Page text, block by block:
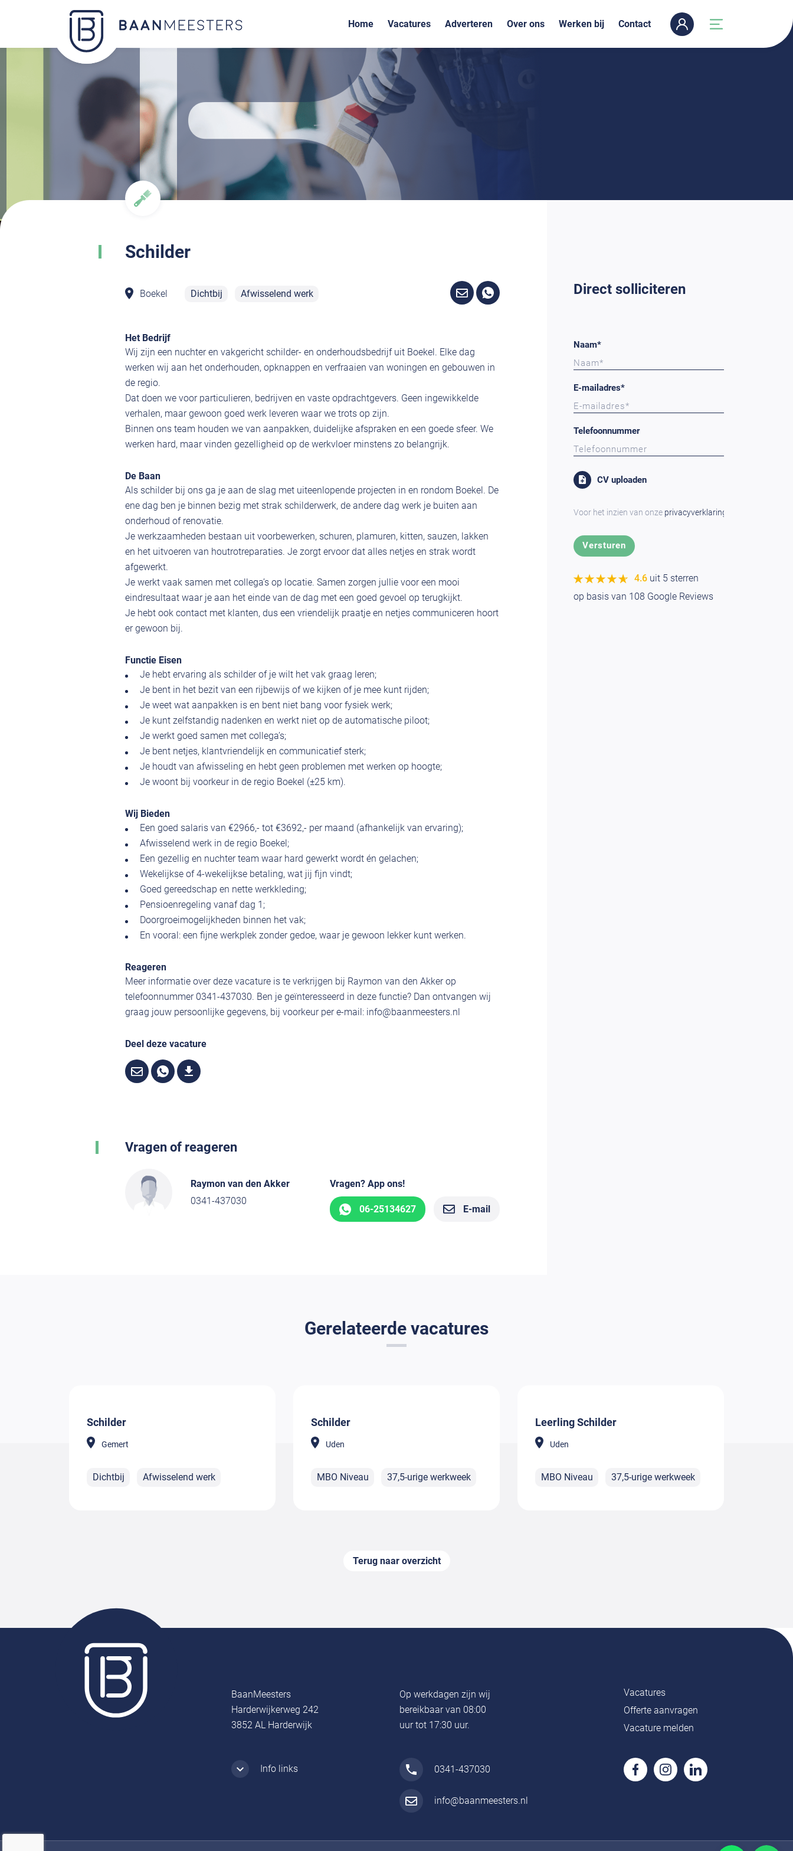
Home Vacatures Adverteren Over ons Werken bij Contact
Schilder
Boekel Dichtbij Afwisselend werk
Het Bedrijf
Wij zijn een nuchter en vakgericht schilder- en onderhoudsbedrijf uit Boekel. Elke dag
werken wij aan het onderhouden, opknappen en verfraaien van woningen en gebouwen in
de regio.
Dat doen we voor particulieren, bedrijven en vaste opdrachtgevers. Geen ingewikkelde
verhalen, maar gewoon goed werk leveren waar we trots op zijn.
Binnen ons team houden we van aanpakken, duidelijke afspraken en een goede sfeer. We
werken hard, maar vinden gezelligheid op de werkvloer minstens zo belangrijk.
De Baan
Als schilder bij ons ga je aan de slag met uiteenlopende projecten in en rondom Boekel. De
ene dag ben je binnen bezig met strak schilderwerk, de andere dag werk je buiten aan
onderhoud of renovatie.
Je werkzaamheden bestaan uit voorbewerken, schuren, plamuren, kitten, sauzen, lakken
en het uitvoeren van houtrotreparaties. Je zorgt ervoor dat alles netjes en strak wordt
afgewerkt.
Je werkt vaak samen met collega’s op locatie. Samen zorgen jullie voor een mooi
eindresultaat waar je aan het einde van de dag met een goed gevoel op terugkijkt.
Je hebt ook contact met klanten, dus een vriendelijk praatje en netjes communiceren hoort
er gewoon bij.
Functie Eisen
Je hebt ervaring als schilder of je wilt het vak graag leren;
Je bent in het bezit van een rijbewijs of we kijken of je mee kunt rijden;
Je weet wat aanpakken is en bent niet bang voor fysiek werk;
Je kunt zelfstandig nadenken en werkt niet op de automatische piloot;
Je werkt goed samen met collega’s;
Je bent netjes, klantvriendelijk en communicatief sterk;
Je houdt van afwisseling en hebt geen problemen met werken op hoogte;
Je woont bij voorkeur in de regio Boekel (±25 km).
Wij Bieden
Een goed salaris van €2966,- tot €3692,- per maand (afhankelijk van ervaring);
Afwisselend werk in de regio Boekel;
Een gezellig en nuchter team waar hard gewerkt wordt én gelachen;
Wekelijkse of 4-wekelijkse betaling, wat jij fijn vindt;
Goed gereedschap en nette werkkleding;
Pensioenregeling vanaf dag 1;
Doorgroeimogelijkheden binnen het vak;
En vooral: een fijne werkplek zonder gedoe, waar je gewoon lekker kunt werken.
Reageren
Meer informatie over deze vacature is te verkrijgen bij Raymon van den Akker op
telefoonnummer 0341-437030. Ben je geïnteresseerd in deze functie? Dan ontvangen wij
graag jouw persoonlijke gegevens, bij voorkeur per e-mail: info@baanmeesters.nl
Deel deze vacature
Vragen of reageren
Raymon van den Akker
0341-437030
Vragen? App ons!
06-25134627 E-mail
Direct solliciteren
Naam*
E-mailadres*
Telefoonnummer
CV uploaden
Voor het inzien van onze privacyverklaring
★★★★★
★★★★★ 4.6 uit 5 sterren
op basis van 108 Google Reviews
Gerelateerde vacatures
Schilder
Gemert
Dichtbij Afwisselend werk
Schilder
Uden
MBO Niveau 37,5-urige werkweek
Leerling Schilder
Uden
MBO Niveau 37,5-urige werkweek
Terug naar overzicht
BaanMeesters
Harderwijkerweg 242
3852 AL Harderwijk
Op werkdagen zijn wij
bereikbaar van 08:00
uur tot 17:30 uur.
Vacatures
Offerte aanvragen
Vacature melden
Info links 0341-437030
info@baanmeesters.nl